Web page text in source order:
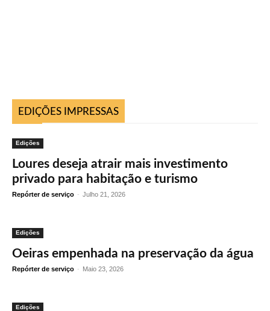
EDIÇÕES IMPRESSAS
Edições
Loures deseja atrair mais investimento
privado para habitação e turismo
Repórter de serviço - Julho 21, 2026
Edições
Oeiras empenhada na preservação da água
Repórter de serviço - Maio 23, 2026
Edições